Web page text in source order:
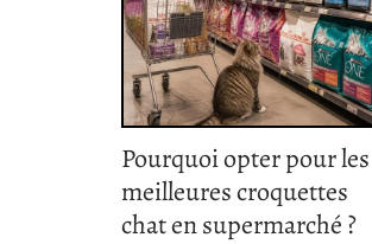
Pourquoi opter pour les
meilleures croquettes
chat en supermarché ?